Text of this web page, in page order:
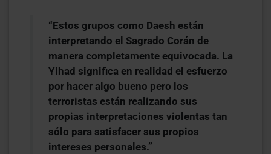
“Estos grupos como Daesh están
interpretando el Sagrado Corán de
manera completamente equivocada. La
Yihad significa en realidad el esfuerzo
por hacer algo bueno pero los
terroristas están realizando sus
propias interpretaciones violentas tan
sólo para satisfacer sus propios
intereses personales.”